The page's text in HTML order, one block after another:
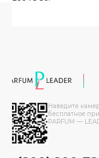
Наведите
бесплатное
PARFUM —